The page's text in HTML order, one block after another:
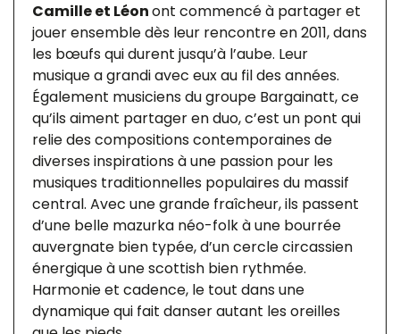
Camille et Léonont commencé à partager et
jouer ensemble dès leur rencontre en 2011, dans
les bœufs qui durent jusqu’à l’aube. Leur
musique a grandi avec eux au fil des années.
Également musiciens du groupe Bargainatt, ce
qu’ils aiment partager en duo, c’est un pont qui
relie des compositions contemporaines de
diverses inspirations à une passion pour les
musiques traditionnelles populaires du massif
central. Avec une grande fraîcheur, ils passent
d’une belle mazurka néo-folk à une bourrée
auvergnate bien typée, d’un cercle circassien
énergique à une scottish bien rythmée.
Harmonie et cadence, le tout dans une
dynamique qui fait danser autant les oreilles